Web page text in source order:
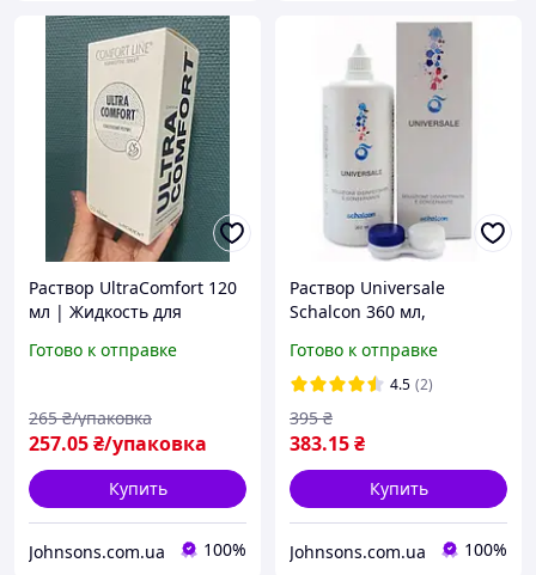
Раствор UltraComfort 120
мл | Жидкость для
Comfort Line Ultra Comfort
Готово к отправке
257.05₴/упаковка
265 ₴/упаковка
Купить
Johnsons.com.ua 100%
Раствор Universale
Schalcon 360 мл,
линз, Раствор для
контактных линз
Готово к отправке
4.5 (2)
383.15₴
395 ₴
Купить
Johnsons.com.ua 100%